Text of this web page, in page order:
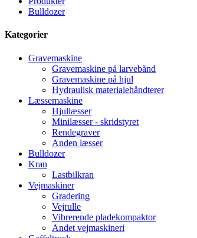
Bulldozer
Kategorier
Gravemaskine
Gravemaskine på larvebånd
Gravemaskine på hjul
Hydraulisk materialehåndterer
Læssemaskine
Hjullæsser
Minilæsser - skridstyret
Rendegraver
Anden læsser
Bulldozer
Kran
Lastbilkran
Vejmaskiner
Gradering
Vejrulle
Vibrerende pladekompaktor
Andet vejmaskineri